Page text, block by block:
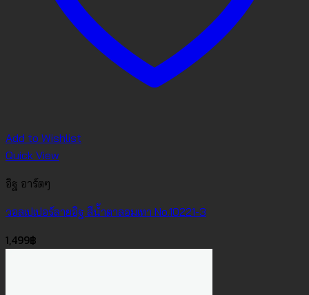
Add to Wishlist
Quick View
อิฐ อาร์ตๆ
วอลเปเปอร์ลายอิฐ สีน้ำตาลอมเทา No.10221-3
1,499฿